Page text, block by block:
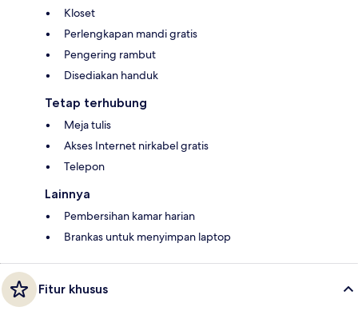
Kloset
Perlengkapan mandi gratis
Pengering rambut
Disediakan handuk
Tetap terhubung
Meja tulis
Akses Internet nirkabel gratis
Telepon
Lainnya
Pembersihan kamar harian
Brankas untuk menyimpan laptop
Fitur khusus